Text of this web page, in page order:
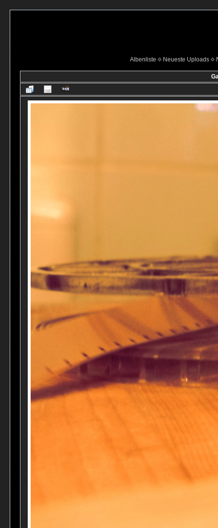
Albenliste Neueste Uploads